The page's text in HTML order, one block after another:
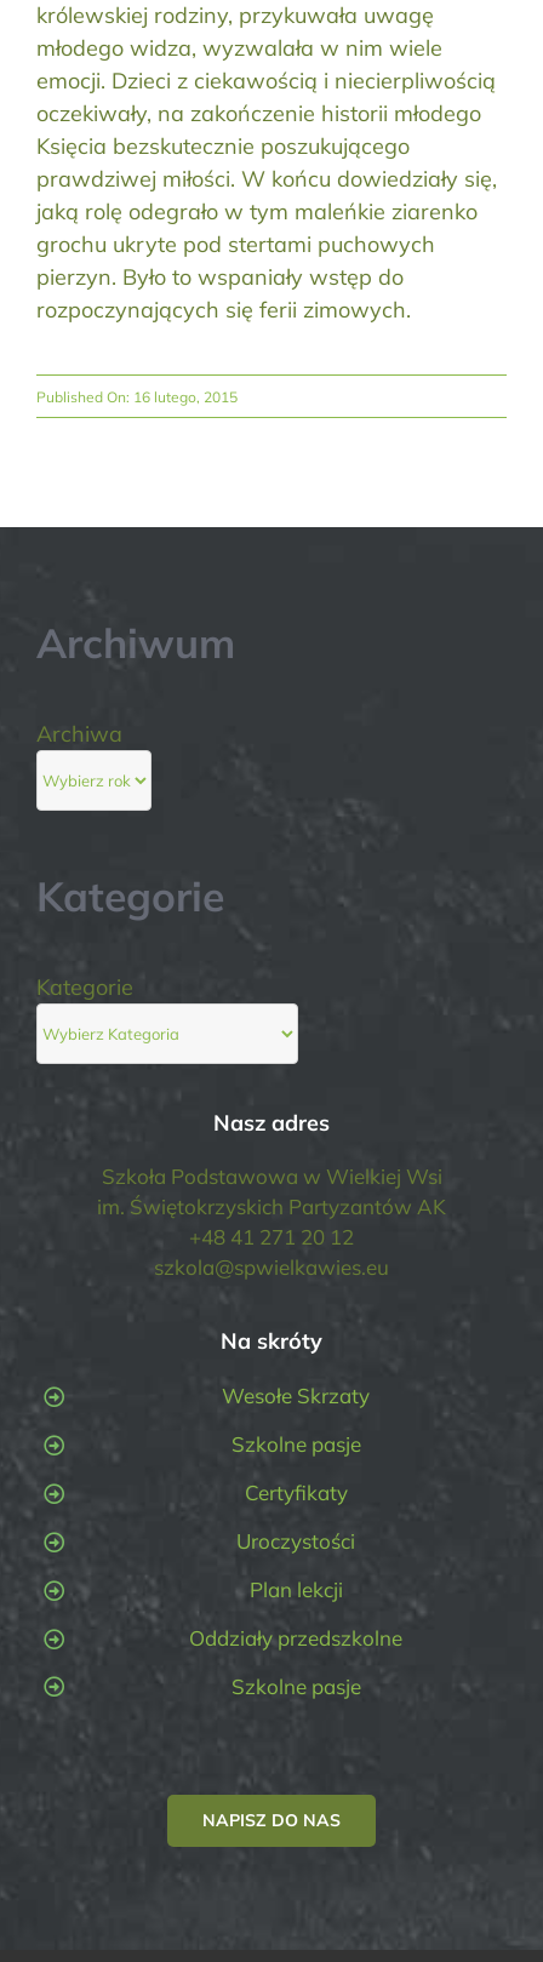
królewskiej rodziny, przykuwała uwagę
młodego widza, wyzwalała w nim wiele
emocji. Dzieci z ciekawością i niecierpliwością
oczekiwały, na zakończenie historii młodego
Księcia bezskutecznie poszukującego
prawdziwej miłości. W końcu dowiedziały się,
jaką rolę odegrało w tym maleńkie ziarenko
grochu ukryte pod stertami puchowych
pierzyn. Było to wspaniały wstęp do
rozpoczynających się ferii zimowych.
Published On: 16 lutego, 2015
Archiwum
Archiwa
Kategorie
Kategorie
Nasz adres
Szkoła Podstawowa w Wielkiej Wsi
im. Świętokrzyskich Partyzantów AK
+48 41 271 20 12
szkola@spwielkawies.eu
Na skróty
Wesołe Skrzaty
Szkolne pasje
Certyfikaty
Uroczystości
Plan lekcji
Oddziały przedszkolne
Szkolne pasje
NAPISZ DO NAS